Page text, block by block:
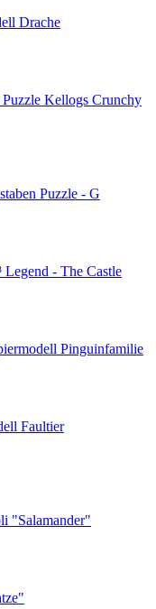
Drache
Kellogs Crunchy
Puzzle - G
Legend - The Castle
Pinguinfamilie
Faultier
"Salamander"